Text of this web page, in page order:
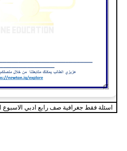
اسئلة فقط جغرافية صف رابع ادبي الاسبوع